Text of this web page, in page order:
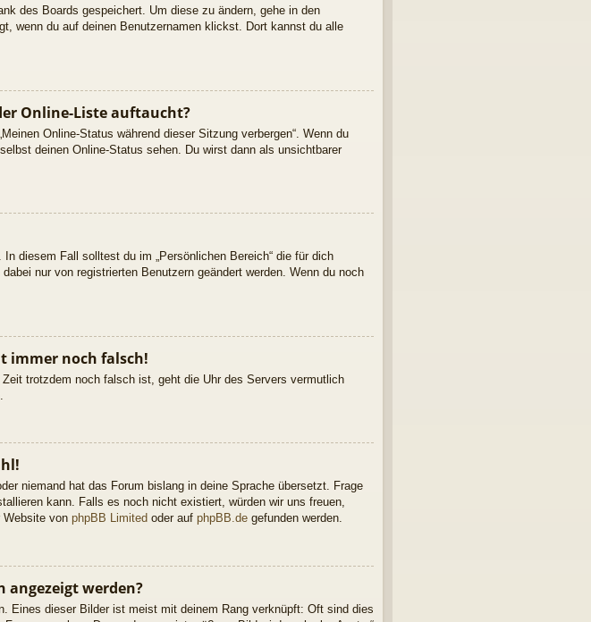
des Boards gespeichert. Um diese zu ändern, gehe in den
wenn du auf deinen Benutzernamen klickst. Dort kannst du alle
Online-Liste auftaucht?
Online-Status während dieser Sitzung verbergen“. Wenn du
deinen Online-Status sehen. Du wirst dann als unsichtbarer
diesem Fall solltest du im „Persönlichen Bereich“ die für dich
nur von registrierten Benutzern geändert werden. Wenn du noch
immer noch falsch!
trotzdem noch falsch ist, geht die Uhr des Servers vermutlich
niemand hat das Forum bislang in deine Sprache übersetzt. Frage
kann. Falls es noch nicht existiert, würden wir uns freuen,
Website von phpBB Limited oder auf phpBB.de gefunden werden.
angezeigt werden?
Eines dieser Bilder ist meist mit deinem Rang verknüpft: Oft sind dies